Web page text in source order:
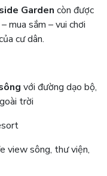
Garden còn được
mua sắm – vui chơi
cư dân.
với đường dạo bộ,
trời
view sông, thư viện,